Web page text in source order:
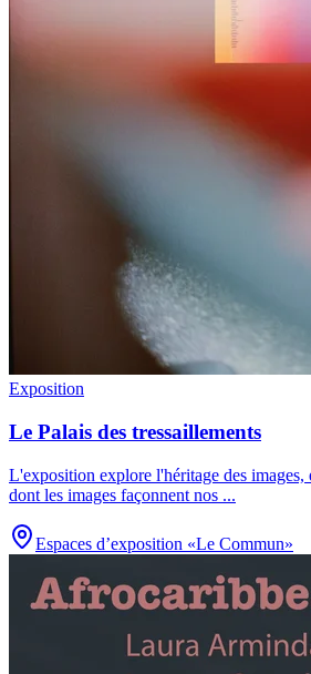
Exposition
Le Palais des tressaillements
L'exposition explore l'héritage des images,
dont les images façonnent nos ...
Espaces d’exposition «Le Commun»